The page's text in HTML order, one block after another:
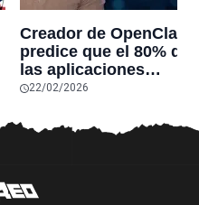
Creador de OpenClaw
predice que el 80% de
las aplicaciones
actuales
sobrevivirán las
hardware
22/02/2026